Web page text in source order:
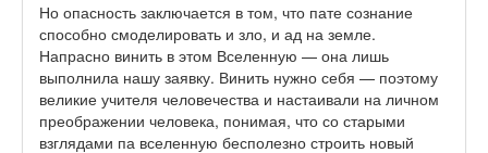
Но опасность заключается в том, что пате сознание
способно смоделировать и зло, и ад на земле.
Напрасно винить в этом Вселенную — она лишь
выполнила нашу заявку. Винить нужно себя — поэтому
великие учителя человечества и настаивали на личном
преображении человека, понимая, что со старыми
взглядами па вселенную бесполезно строить новый